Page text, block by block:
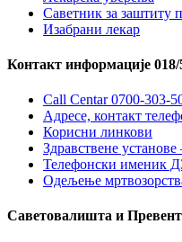
Саветник за заштиту
Изабрани лекар
Контакт информације 018/
Call Centar 0700-303-
Адресe, контакт
Корисни линкови
Здравствене
Телефонски именик
Одељење
Саветовалишта и